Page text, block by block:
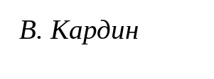
В. Кардин